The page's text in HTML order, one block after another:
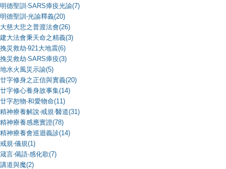
明德聖訓‧SARS瘴疫光諭(7)
明德聖訓‧光諭釋義(20)
大慈大悲之普渡法會(26)
建大法會秉天命之精義(3)
挽災救劫‧921大地震(6)
挽災救劫‧SARS瘴疫(3)
地水火風災示諭(5)
廿字修身之正信與實義(20)
廿字修心養身故事集(14)
廿字恕物‧和愛物命(11)
精神療養解說‧戒規‧醫道(31)
精神療養感應實證(78)
精神療養會巡迴義診(14)
戒規‧儀規(1)
箴言‧偈語‧感化歌(7)
講道與魔(2)